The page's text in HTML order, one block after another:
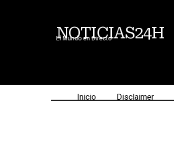
NOTICIAS24H
El Mundo en Directo
Inicio Disclaimer